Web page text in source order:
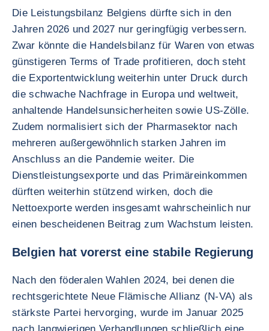
Die Leistungsbilanz Belgiens dürfte sich in den
Jahren 2026 und 2027 nur geringfügig verbessern.
Zwar könnte die Handelsbilanz für Waren von etwas
günstigeren Terms of Trade profitieren, doch steht
die Exportentwicklung weiterhin unter Druck durch
die schwache Nachfrage in Europa und weltweit,
anhaltende Handelsunsicherheiten sowie US-Zölle.
Zudem normalisiert sich der Pharmasektor nach
mehreren außergewöhnlich starken Jahren im
Anschluss an die Pandemie weiter. Die
Dienstleistungsexporte und das Primäreinkommen
dürften weiterhin stützend wirken, doch die
Nettoexporte werden insgesamt wahrscheinlich nur
einen bescheidenen Beitrag zum Wachstum leisten.
Belgien hat vorerst eine stabile Regierung
Nach den föderalen Wahlen 2024, bei denen die
rechtsgerichtete Neue Flämische Allianz (N-VA) als
stärkste Partei hervorging, wurde im Januar 2025